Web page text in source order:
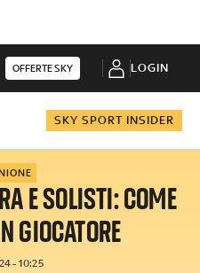
OFFERTE SKY LOGIN
SKY SPORT INSIDER
E SOLISTI: COME
GIOCATORE
- 10:25